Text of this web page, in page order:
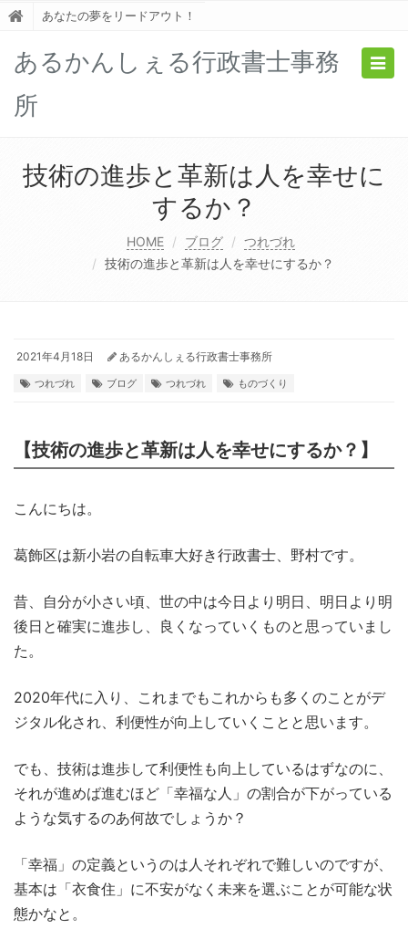
あなたの夢をリードアウト！
あるかんしぇる行政書士事務
所
技術の進歩と革新は人を幸せに
するか？
HOME ブログ
つれづれ
技術の進歩と革新は人を幸せにするか？
2021年4月18日 あるかんしぇる行政書士事務所
つれづれ ブログ つれづれ ものづくり
【技術の進歩と革新は人を幸せにするか？】
こんにちは。
葛飾区は新小岩の自転車大好き行政書士、野村です。
昔、自分が小さい頃、世の中は今日より明日、明日より明
後日と確実に進歩し、良くなっていくものと思っていまし
た。
2020年代に入り、これまでもこれからも多くのことがデ
ジタル化され、利便性が向上していくことと思います。
でも、技術は進歩して利便性も向上しているはずなのに、
それが進めば進むほど「幸福な人」の割合が下がっている
ような気するのあ何故でしょうか？
「幸福」の定義というのは人それぞれで難しいのですが、
基本は「衣食住」に不安がなく未来を選ぶことが可能な状
態かなと。